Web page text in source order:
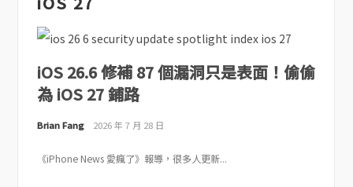
iOS 26.6 修補 87 個漏洞只是表面！偷偷
為 iOS 27 鋪路
Brian Fang 2026 年 7 月 28 日
《iPhone News 愛瘋了》報導，很多人更新...